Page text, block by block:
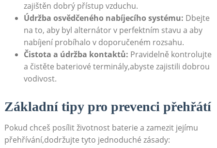
zajištěn dobrý přístup ⁢vzduchu.
Údržba osvědčeného nabíjecího systému: Dbejte
na to, aby‌ byl alternátor v perfektním stavu a aby​
nabíjení probíhalo v doporučeném rozsahu.
Čistota a⁢ údržba kontaktů: Pravidelně ​kontrolujte
a čistěte bateriové terminály,abyste zajistili dobrou
vodivost.
Základní tipy pro prevenci přehřátí
Pokud chceš ‌posílit ⁣životnost baterie a zamezit jejímu
přehřívání,dodržujte‌ tyto ⁣jednoduché zásady: